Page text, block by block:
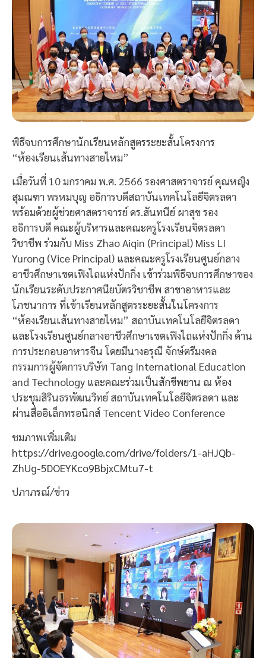
พิธีจบการศึกษานักเรียนหลักสูตรระยะสั้นโครงการ
“ห้องเรียนเส้นทางสายไหม”
เมื่อวันที่ 10 มกราคม พ.ศ. 2566 รองศาสตราจารย์ คุณหญิง
สุมณฑา พรหมบุญ อธิการบดีสถาบันเทคโนโลยีจิตรลดา
พร้อมด้วยผู้ช่วยศาสตราจารย์ ดร.สันทนีย์ ผาสุข รอง
อธิการบดี คณะผู้บริหารและคณะครูโรงเรียนจิตรลดา
วิชาชีพ ร่วมกับ Miss Zhao Aiqin (Principal) Miss LI
Yurong (Vice Principal) และคณะครูโรงเรียนศูนย์กลาง
อาชีวศึกษาเขตเฟิงไถแห่งปักกิ่ง เข้าร่วมพิธีจบการศึกษาของ
นักเรียนระดับประกาศนียบัตรวิชาชีพ สาขาอาหารและ
โภชนาการ ที่เข้าเรียนหลักสูตรระยะสั้นในโครงการ
“ห้องเรียนเส้นทางสายไหม” สถาบันเทคโนโลยีจิตรลดา
และโรงเรียนศูนย์กลางอาชีวศึกษาเขตเฟิงไถแห่งปักกิ่ง ด้าน
การประกอบอาหารจีน โดยมีนางอรุณี จักษ์ตรีมงคล
กรรมการผู้จัดการบริษัท Tang International Education
and Technology และคณะร่วมเป็นสักขีพยาน ณ ห้อง
ประชุมสิรินธรพัฒนวิทย์ สถาบันเทคโนโลยีจิตรลดา และ
ผ่านสื่ออิเล็กทรอนิกส์ Tencent Video Conference
ชมภาพเพิ่มเติม
https://drive.google.com/drive/folders/1-aHJQb-
ZhUg-5DOEYKco9BbjxCMtu7-t
ปภาภรณ์/ข่าว